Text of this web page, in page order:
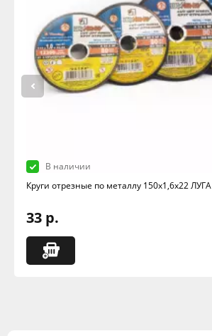
В наличии
Круги отрезные по металлу 150х1,6х22 ЛУГА
33 р.